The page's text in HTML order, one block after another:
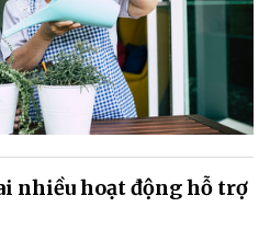
nhiều hoạt động hỗ trợ